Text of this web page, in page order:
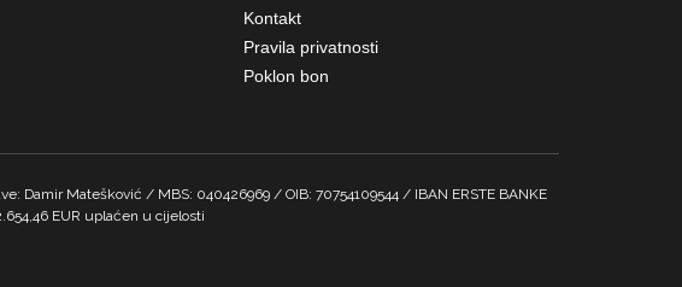
Kontakt
Pravila privatnosti
Poklon bon
Damir Matešković / MBS: 040426969 / OIB: 70754109544 / IBAN ERSTE BANKE
EUR uplaćen u cijelosti